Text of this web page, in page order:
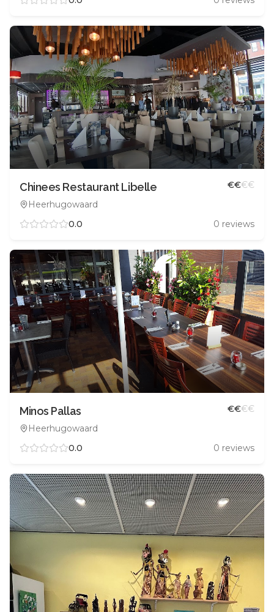
Chinees Restaurant Libelle
Heerhugowaard
€€€€
0.0 0 reviews
Minos Pallas
Heerhugowaard
€€€€
0.0 0 reviews